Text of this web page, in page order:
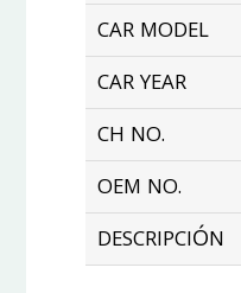
CAR MODEL
CAR YEAR
CH NO.
OEM NO.
DESCRIPCIÓN